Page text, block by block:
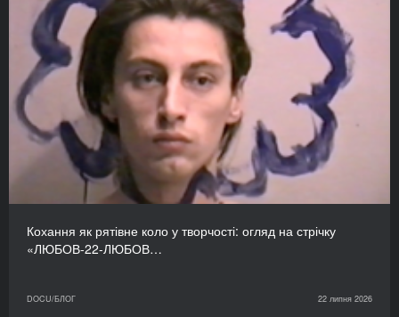
Кохання як рятівне коло у творчості: огляд на стрічку
«ЛЮБОВ-22-ЛЮБОВ…
DOCU/БЛОГ 22 липня 2026